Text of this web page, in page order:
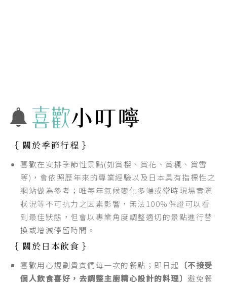
｛ 關於季節行程 ｝
喜歡在安排季節性景點(如賞櫻、賞花、賞楓、賞雪
等)，會依照歷年來的專業經驗以及日本具有指標性之
網站做為參考；唯每年氣候變化多端或當時現場實際
狀況等不可抗力之因素影響，無法100%保證可以看
到最佳狀態，但會以專業角度調整適切的景點進行替
換或增減停留時間。
｛ 關於日本飲食 ｝
喜歡用心規劃貴賓們每一次的餐點；即日起 〔不接受
個人飲食喜好，去調整主廚精心設計的料理〕 避免餐